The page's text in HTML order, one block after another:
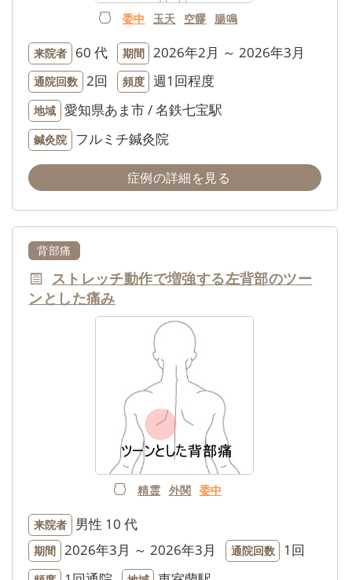
委中 玉天 空髎 腸鳴
来院者 60 代 期間 2026年2月 ～ 2026年3月
通院回数 2回 頻度 週1回程度
地域 愛知県あま市 / 名鉄七宝駅
鍼灸院 フルミチ鍼灸院
症例の詳細を見る
背部痛
ストレッチ動作で増強する左背部のツー
ンとした痛み
精霊 外関 委中
来院者 男性 10 代
期間 2026年3月 ～ 2026年3月 通院回数 1回